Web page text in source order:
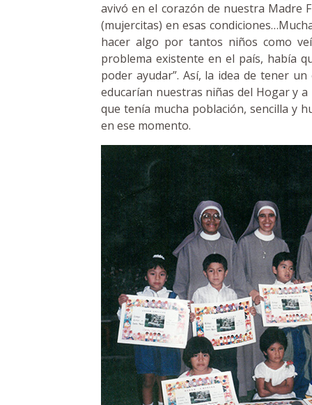
avivó en el corazón de nuestra Madre
(mujercitas) en esas
hacer algo por tantos niños como
problema existente en el país, había
poder ayudar”. Así, la idea de tener
educarían nuestras niñas del Hogar y
que tenía mucha población, sencilla y
en ese momento.